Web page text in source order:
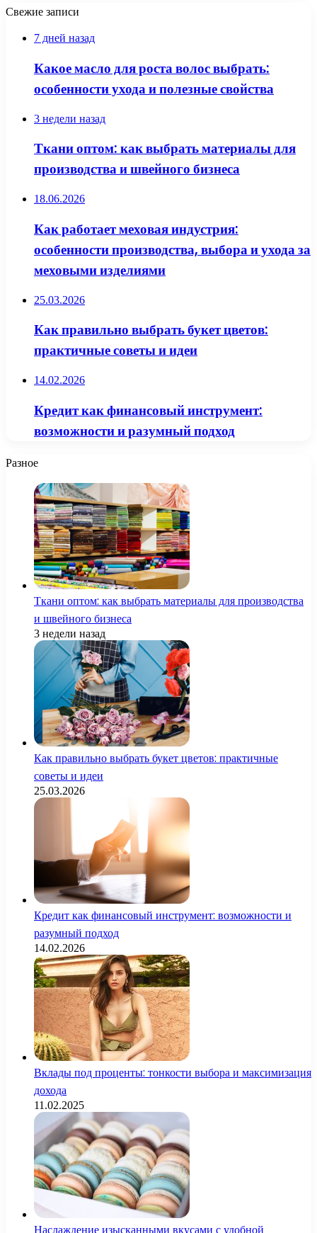
Свежие записи
7 дней назад
Какое масло для роста волос выбрать:
особенности ухода и полезные свойства
3 недели назад
Ткани оптом: как выбрать материалы для
производства и швейного бизнеса
18.06.2026
Как работает меховая индустрия:
особенности производства, выбора и ухода за
меховыми изделиями
25.03.2026
Как правильно выбрать букет цветов:
практичные советы и идеи
14.02.2026
Кредит как финансовый инструмент:
возможности и разумный подход
Разное
Ткани оптом: как выбрать материалы для производства
и швейного бизнеса
3 недели назад
Как правильно выбрать букет цветов: практичные
советы и идеи
25.03.2026
Кредит как финансовый инструмент: возможности и
разумный подход
14.02.2026
Вклады под проценты: тонкости выбора и максимизация
дохода
11.02.2025